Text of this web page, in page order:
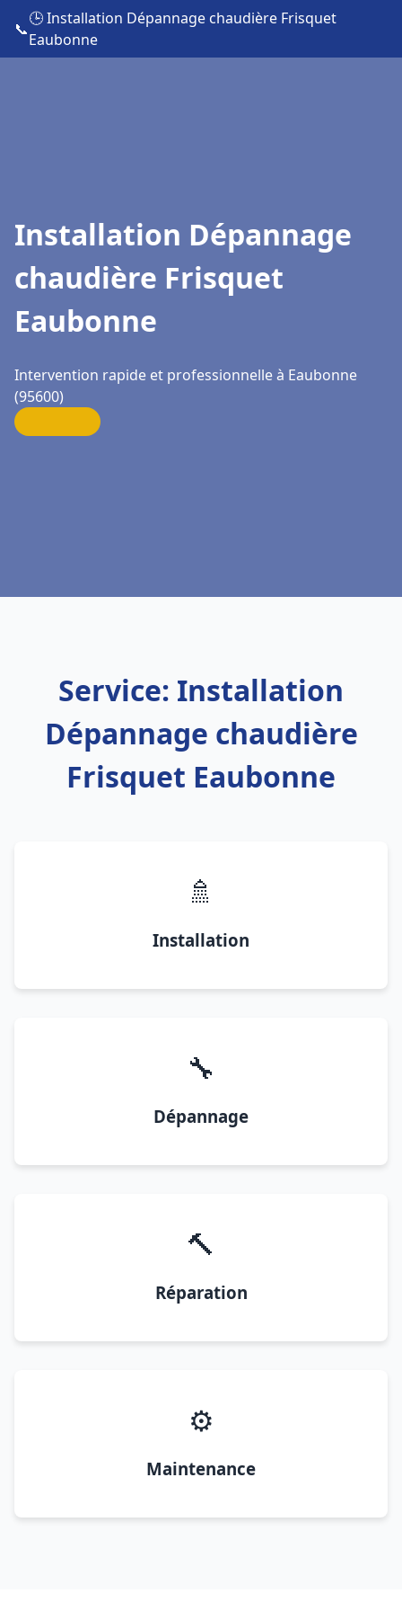
📞
🕒 Installation Dépannage chaudière Frisquet
Eaubonne
Installation Dépannage
chaudière Frisquet
Eaubonne
Intervention rapide et professionnelle à Eaubonne
(95600)
Service: Installation
Dépannage chaudière
Frisquet Eaubonne
🚿
Installation
🔧
Dépannage
🔨
Réparation
⚙️
Maintenance